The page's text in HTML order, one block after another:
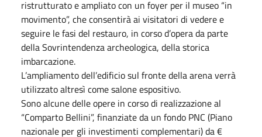
ristrutturato e ampliato con un foyer per il museo “in
movimento”, che consentirà ai visitatori di vedere e
seguire le fasi del restauro, in corso d’opera da parte
della Sovrintendenza archeologica, della storica
imbarcazione.
L’ampliamento dell’edificio sul fronte della arena verrà
utilizzato altresì come salone espositivo.
Sono alcune delle opere in corso di realizzazione al
“Comparto Bellini”, finanziate da un fondo PNC (Piano
nazionale per gli investimenti complementari) da €